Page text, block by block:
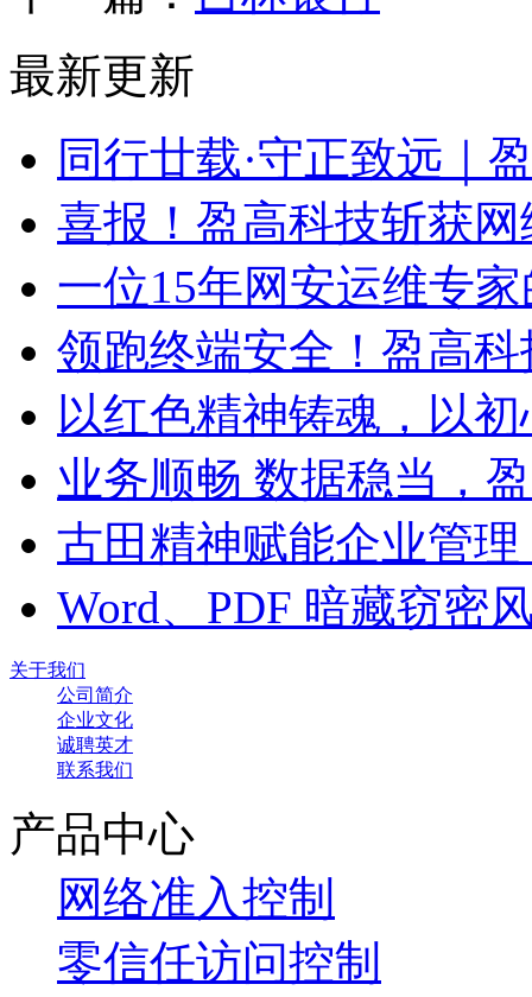
最新更新
同行廿载·守正致远｜
喜报！盈高科技斩获
一位15年网安运维专
领跑终端安全！盈高
以红色精神铸魂，以
业务顺畅 数据稳当，
古田精神赋能企业管
Word、PDF 暗藏窃密
关于我们
公司简介
企业文化
诚聘英才
联系我们
产品中心
网络准入控制
零信任访问控制